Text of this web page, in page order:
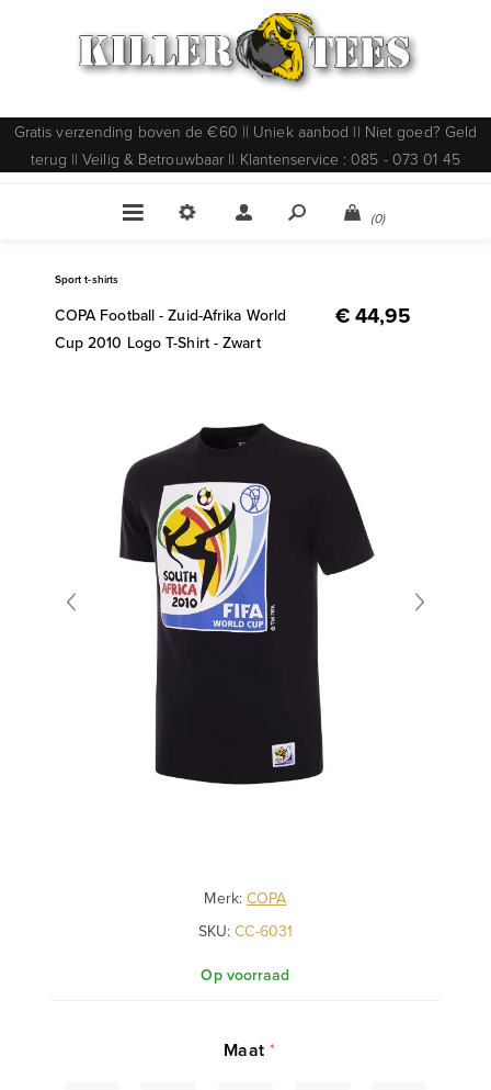
Gratis verzending boven de €60 || Uniek aanbod || Niet goed? Geld
terug || Veilig & Betrouwbaar || Klantenservice : 085 - 073 01 45
(0)
Sport t-shirts
COPA Football - Zuid-Afrika World
Cup 2010 Logo T-Shirt - Zwart
€ 44,95
Merk:COPA
SKU: CC-6031
Op voorraad
Maat*